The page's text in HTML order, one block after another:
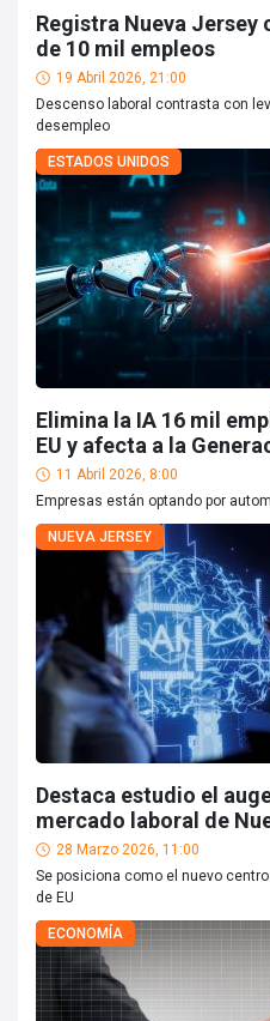
Registra Nueva Jersey
de 10 mil empleos
19 Abril 2026, 21:00
Descenso laboral contrasta con
desempleo
ESTADOS UNIDOS
Elimina la IA 16 mil
EU y afecta a la
11 Abril 2026, 8:00
Empresas están optando por
NUEVA JERSEY
Destaca estudio el
mercado laboral de
28 Marzo 2026, 11:00
Se posiciona como el nuevo
de EU
ECONOMÍA